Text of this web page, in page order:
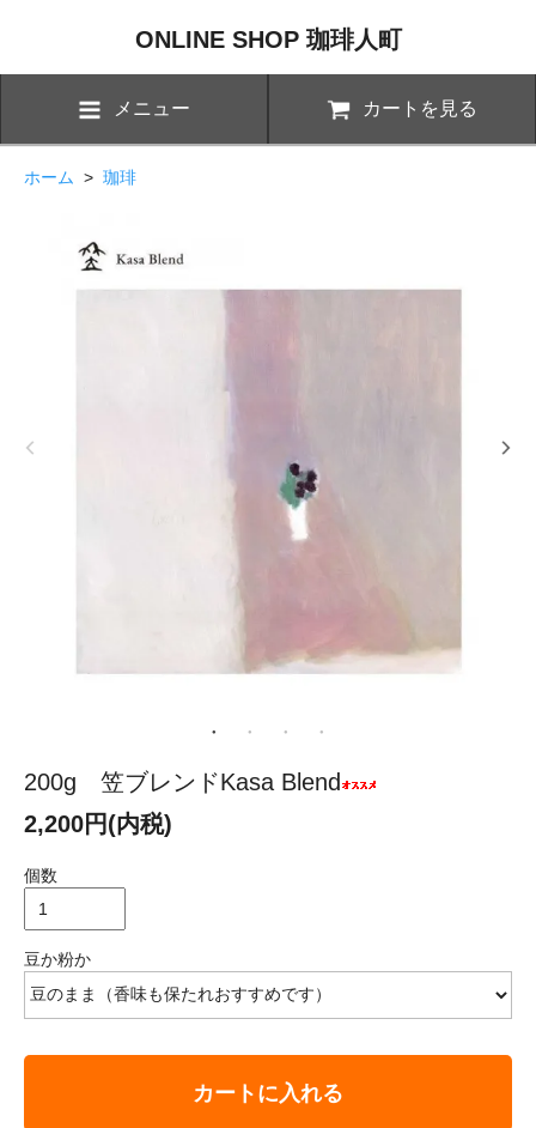
ONLINE SHOP 珈琲人町
メニュー カートを見る
ホーム > 珈琲
200g 笠ブレンドKasa Blend
2,200円(内税)
個数
豆か粉か
カートに入れる